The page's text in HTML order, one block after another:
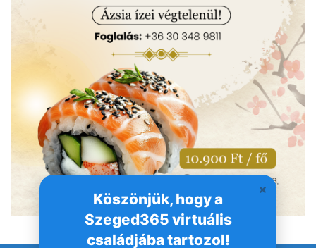
Köszönjük, hogy a
Szeged365 virtuális
családjába tartozol!